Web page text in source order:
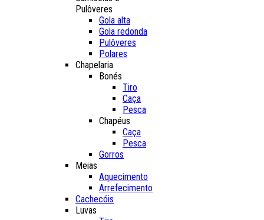
Pulôveres
Gola alta
Gola redonda
Pulôveres
Polares
Chapelaria
Bonés
Tiro
Caça
Pesca
Chapéus
Caça
Pesca
Gorros
Meias
Aquecimento
Arrefecimento
Cachecóis
Luvas